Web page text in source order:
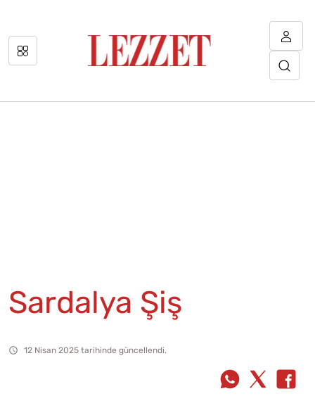
Sardalya Şiş
12 Nisan 2025 tarihinde güncellendi.